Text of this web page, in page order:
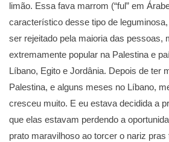
limão. Essa fava marrom (“ful” em
característico desse tipo de
ser rejeitado pela maioria das pessoas,
extremamente popular na Palestina e
Líbano, Egito e Jordânia. Depois de ter
Palestina, e alguns meses no Líbano,
cresceu muito. E eu estava decidida a
que elas estavam perdendo a
prato maravilhoso ao torcer o nariz pras